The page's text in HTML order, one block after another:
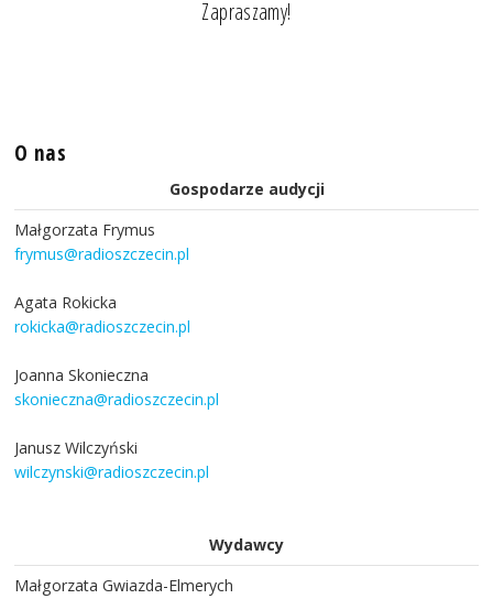
Zapraszamy!
O nas
Gospodarze audycji
Małgorzata Frymus
frymus@radioszczecin.pl
Agata Rokicka
rokicka@radioszczecin.pl
Joanna Skonieczna
skonieczna@radioszczecin.pl
Janusz Wilczyński
wilczynski@radioszczecin.pl
Wydawcy
Małgorzata Gwiazda-Elmerych